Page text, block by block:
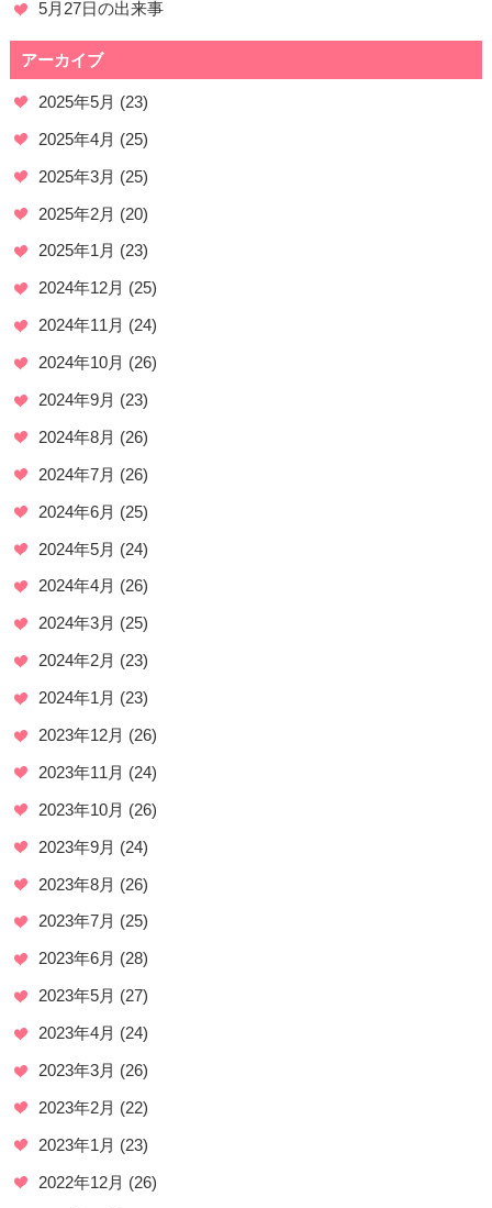
5月27日の出来事
アーカイブ
2025年5月 (23)
2025年4月 (25)
2025年3月 (25)
2025年2月 (20)
2025年1月 (23)
2024年12月 (25)
2024年11月 (24)
2024年10月 (26)
2024年9月 (23)
2024年8月 (26)
2024年7月 (26)
2024年6月 (25)
2024年5月 (24)
2024年4月 (26)
2024年3月 (25)
2024年2月 (23)
2024年1月 (23)
2023年12月 (26)
2023年11月 (24)
2023年10月 (26)
2023年9月 (24)
2023年8月 (26)
2023年7月 (25)
2023年6月 (28)
2023年5月 (27)
2023年4月 (24)
2023年3月 (26)
2023年2月 (22)
2023年1月 (23)
2022年12月 (26)